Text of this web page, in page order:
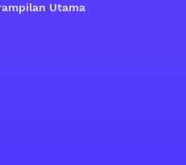
Utama